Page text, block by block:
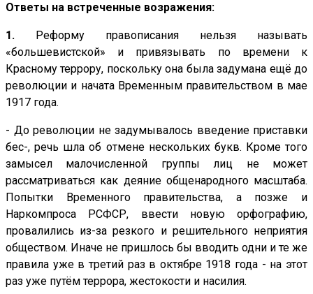
Ответы на встреченные возражения:
1. Реформу правописания нельзя называть
«большевистской» и привязывать по времени к
Красному террору, поскольку она была задумана ещё до
революции и начата Временным правительством в мае
1917 года.
- До революции не задумывалось введение приставки
бес-, речь шла об отмене нескольких букв. Кроме того
замысел малочисленной группы лиц не может
рассматриваться как деяние общенародного масштаба.
Попытки Временного правительства, а позже и
Наркомпроса РСФСР, ввести новую орфографию,
провалились из-за резкого и решительного неприятия
обществом. Иначе не пришлось бы вводить одни и те же
правила уже в третий раз в октябре 1918 года - на этот
раз уже путём террора, жестокости и насилия.